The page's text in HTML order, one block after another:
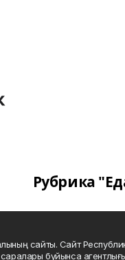
Рубрика
сайты. Сайт
буйынса